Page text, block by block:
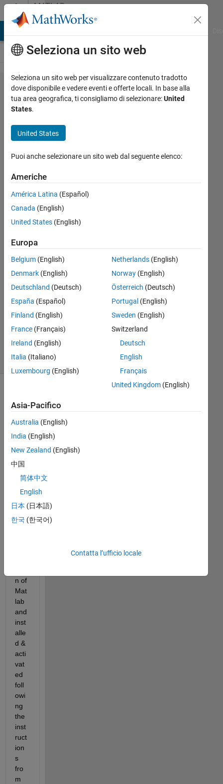
Vai al contenutoMATLAB
Answers
Cannot
run
Student
Linux
Mint
bdcxns
2018
1
Risposta
Risposta
accettata
Aggiornato
29 Nov
2018
11
Visualizzazioni
(30 giorni)
commenti
recenti
I
just
cha
sed
the
n of
Mat
lab
and
inst
alle
d &
acti
vat
ed
foll
owi
ng
the
inst
ruct
ion
s
fro
m
Seleziona un sito web
Seleziona un sito web per visualizzare contenuto tradotto
dove disponibile e vedere eventi e offerte locali. In base alla
tua area geografica, ti consigliamo di selezionare:United
States.
United States
Puoi anche selezionare un sito web dal seguente elenco:
Americhe
América Latina (Español)
Canada (English)
United States (English)
Europa
Belgium (English)
Denmark (English)
Deutschland (Deutsch)
España (Español)
Finland (English)
France (Français)
Ireland (English)
Italia (Italiano)
Luxembourg (English)
Netherlands(English)
Norway(English)
Österreich (Deutsch)
Portugal (English)
Sweden (English)
Switzerland
Deutsch
English
Français
United Kingdom(English)
Asia-Pacifico
Australia (English)
India (English)
New Zealand (English)
中国
简体中文
English
日本 (日本語)
한국 (한국어)
Contatta l’ufficio locale